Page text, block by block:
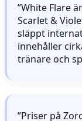
”White Flare
Scarlet &
släppt
innehåller
tränare och
”Priser på